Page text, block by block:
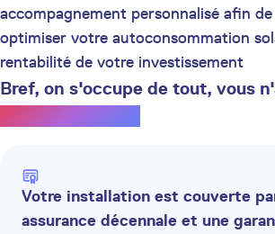
accompagnement personnalisé afin
optimiser votre autoconsommation
rentabilité de votre investissement
Bref, on s'occupe de tout, vous
profiter du soleil.
Votre installation est couverte
assurance décennale et une